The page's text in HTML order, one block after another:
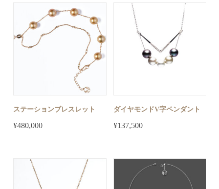
quantity
ステーションブレスレット
¥480,000
ダイヤモンドV字ペンダント
¥137,500